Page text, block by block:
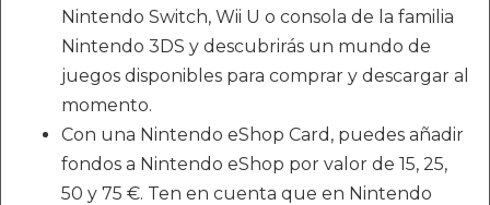
Nintendo Switch, Wii U o consola de la familia
Nintendo 3DS y descubrirás un mundo de
juegos disponibles para comprar y descargar al
momento.
Con una Nintendo eShop Card, puedes añadir
fondos a Nintendo eShop por valor de 15, 25,
50 y 75 €. Ten en cuenta que en Nintendo